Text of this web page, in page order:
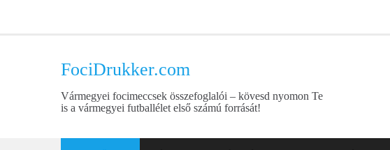
FociDrukker.com
Vármegyei focimeccsek összefoglalói – kövesd nyomon Te
is a vármegyei futballélet első számú forrását!